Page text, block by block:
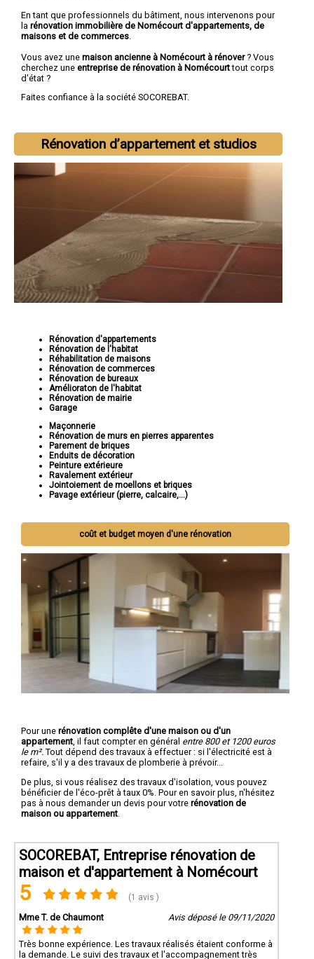
En tant que professionnels du bâtiment, nous intervenons pour
la rénovation immobilière de Nomécourt d'appartements, de
maisons et de commerces
Vous avez une maison ancienne à Nomécourt à rénover? Vous
cherchez une entreprise de rénovation à Nomécourttout corps
d'état ?
Faites confiance à la société SOCOREBAT.
Rénovation d’appartement et studios
Rénovation d'appartements
Rénovation de l'habitat
Réhabilitation de maisons
Rénovation de commerces
Rénovation de bureaux
Amélioraton de l'habitat
Rénovation de mairie
Garage
Maçonnerie
Rénovation de murs en pierres apparentes
Parement de briques
Enduits de décoration
Peinture extérieure
Ravalement extérieur
Jointoiement de moellons et briques
Pavage extérieur (pierre, calcaire,...)
coût et budget moyen d'une rénovation
Pour une rénovation complête d'une maison ou d'un
appartement , il faut compter en général entre 800 et 1200 euros
le m². Tout dépend des travaux à effectuer : si l'électricité est à
refaire, s'il y a des travaux de plomberie à prévoir...
De plus, si vous réalisez des travaux d'isolation, vous pouvez
bénéficier de l'éco-prêt à taux 0%. Pour en savoir plus, n'hésitez
pas à nous demander un devis pour votre rénovation de
maison ou appartement
SOCOREBAT, Entreprise rénovation de
maison et d'appartement à Nomécourt
5 (1 avis )
Mme T. de Chaumont Avis déposé le 09/11/2020
Très bonne expérience. Les travaux réalisés étaient conforme à
la demande. Le suivi des travaux et l'accompagnement très